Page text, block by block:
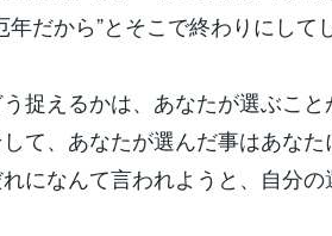
年だから”とそこで終わりにし
う捉えるかは、あなたが選ぶこと
て、あなたが選んだ事はあな
になんて言われようと、自分